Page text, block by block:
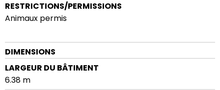
RESTRICTIONS/PERMISSIONS
Animaux permis
DIMENSIONS
LARGEUR DU BÂTIMENT
6.38 m